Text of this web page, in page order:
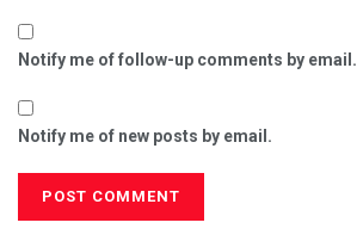
Notify me of follow-up comments by email.
Notify me of new posts by email.